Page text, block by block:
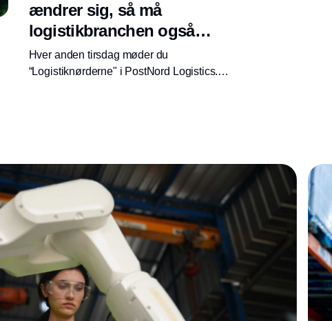
ændrer sig, så må
logistikbranchen også
tilpasse sig
Hver anden tirsdag møder du
“Logistiknørderne" i PostNord Logistics.